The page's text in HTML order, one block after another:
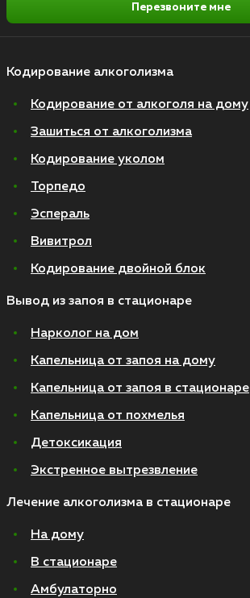
Кодирование алкоголизма
Кодирование от алкоголя на дому
Зашиться от алкоголизма
Кодирование уколом
Торпедо
Эспераль
Вивитрол
Кодирование двойной блок
Вывод из запоя в стационаре
Нарколог на дом
Капельница от запоя на дому
Капельница от запоя в стационаре
Капельница от похмелья
Детоксикация
Экстренное вытрезвление
Лечение алкоголизма в стационаре
На дому
В стационаре
Амбулаторно
Перезвоните мне